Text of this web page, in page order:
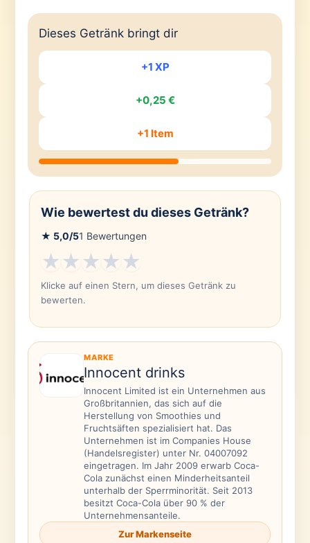
Dieses Getränk bringt dir
+1 XP
+0,25 €
+1 Item
Wie bewertest du dieses Getränk?
★ 5,0/51 Bewertungen
★★★★★
Klicke auf einen Stern, um dieses Getränk zu
bewerten.
MARKE
Innocent drinks
Innocent Limited ist ein Unternehmen aus
Großbritannien, das sich auf die
Herstellung von Smoothies und
Fruchtsäften spezialisiert hat. Das
Unternehmen ist im Companies House
(Handelsregister) unter Nr. 04007092
eingetragen. Im Jahr 2009 erwarb Coca-
Cola zunächst einen Minderheitsanteil
unterhalb der Sperrminorität. Seit 2013
besitzt Coca-Cola über 90 % der
Unternehmensanteile.
Zur Markenseite